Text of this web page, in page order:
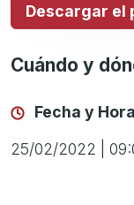
Descargar el
Cuándo y
Fecha y Hora
25/02/2022 |